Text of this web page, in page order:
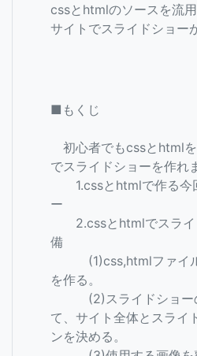
cssとhtmlのソースを流
サイトでスライドショー
■もくじ
初心者でもcssとhtml
でスライドショーを作れ
1.cssとhtmlで作る今
ー
2.cssとhtmlでスライ
備
(1)css,htmlファイル
を作る。
(2)スライドショー
て、サイト全体とスライ
ンを決める。